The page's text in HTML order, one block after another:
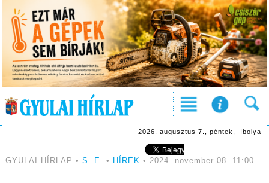
2026. augusztus 7., péntek, Ibolya
GYULAI HÍRLAP • S. E. • HÍREK • 2024. november 08. 11:00